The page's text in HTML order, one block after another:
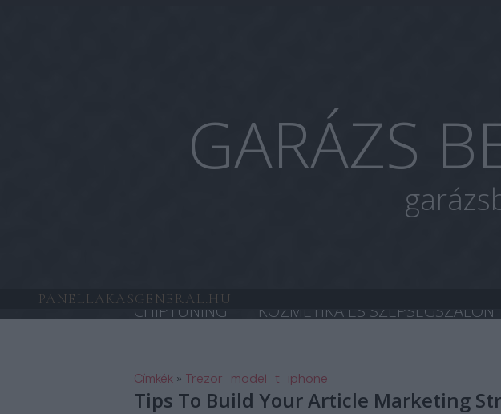
GARÁZS
CHIPTUNING KOZMETIKA ÉS SZÉPSÉGSZALON
FM AUTOSZERIZ GALERIA
Címkék » Trezor_model_t_iphone
Tips To Build Your Article Marketing
PANELLAKASGENERAL.HU